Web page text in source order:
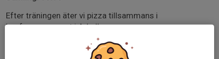
Efter träningen äter vi pizza tillsammans i
konferensrummet i A-hallen.